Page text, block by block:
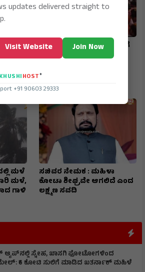
ಕಡತ,
ತವರಿನಲ್ಲಿ ಸಚಿವ ಲಕ್ಷ್ಮಣ ಸವದಿಗೆ
ಅದ್ಧೂರಿ ಸ್ವಾಗತ : ಭಾವುಕರಾದ
ಮಳೆ
ಮಳೆ,
ಗಾಳಿ
ಸಚಿವರ ನೇಮಕ : ಮಹಿಳಾ
ಕೋಟಾ ಶೀಘ್ರವೇ ಆಗಲಿದೆ ಎಂದ
ಲಕ್ಷ್ಮಣ ಸವದಿ
ಆ್ಯಪ್‌ನಲ್ಲಿ ಸ್ನೇಹ, ಖಾಸಗಿ ಫೋಟೋಗಳಿಂದ
₹6 ಕೋಟಿ ಸುಲಿಗೆ ಮಾಡಿದ ಖತರ್ನಾಕ್‌ ಮಹಿಳೆ
updates delivered straight to
Visit Website Join Now
KHUSHIHOST®
+91 90603 29333